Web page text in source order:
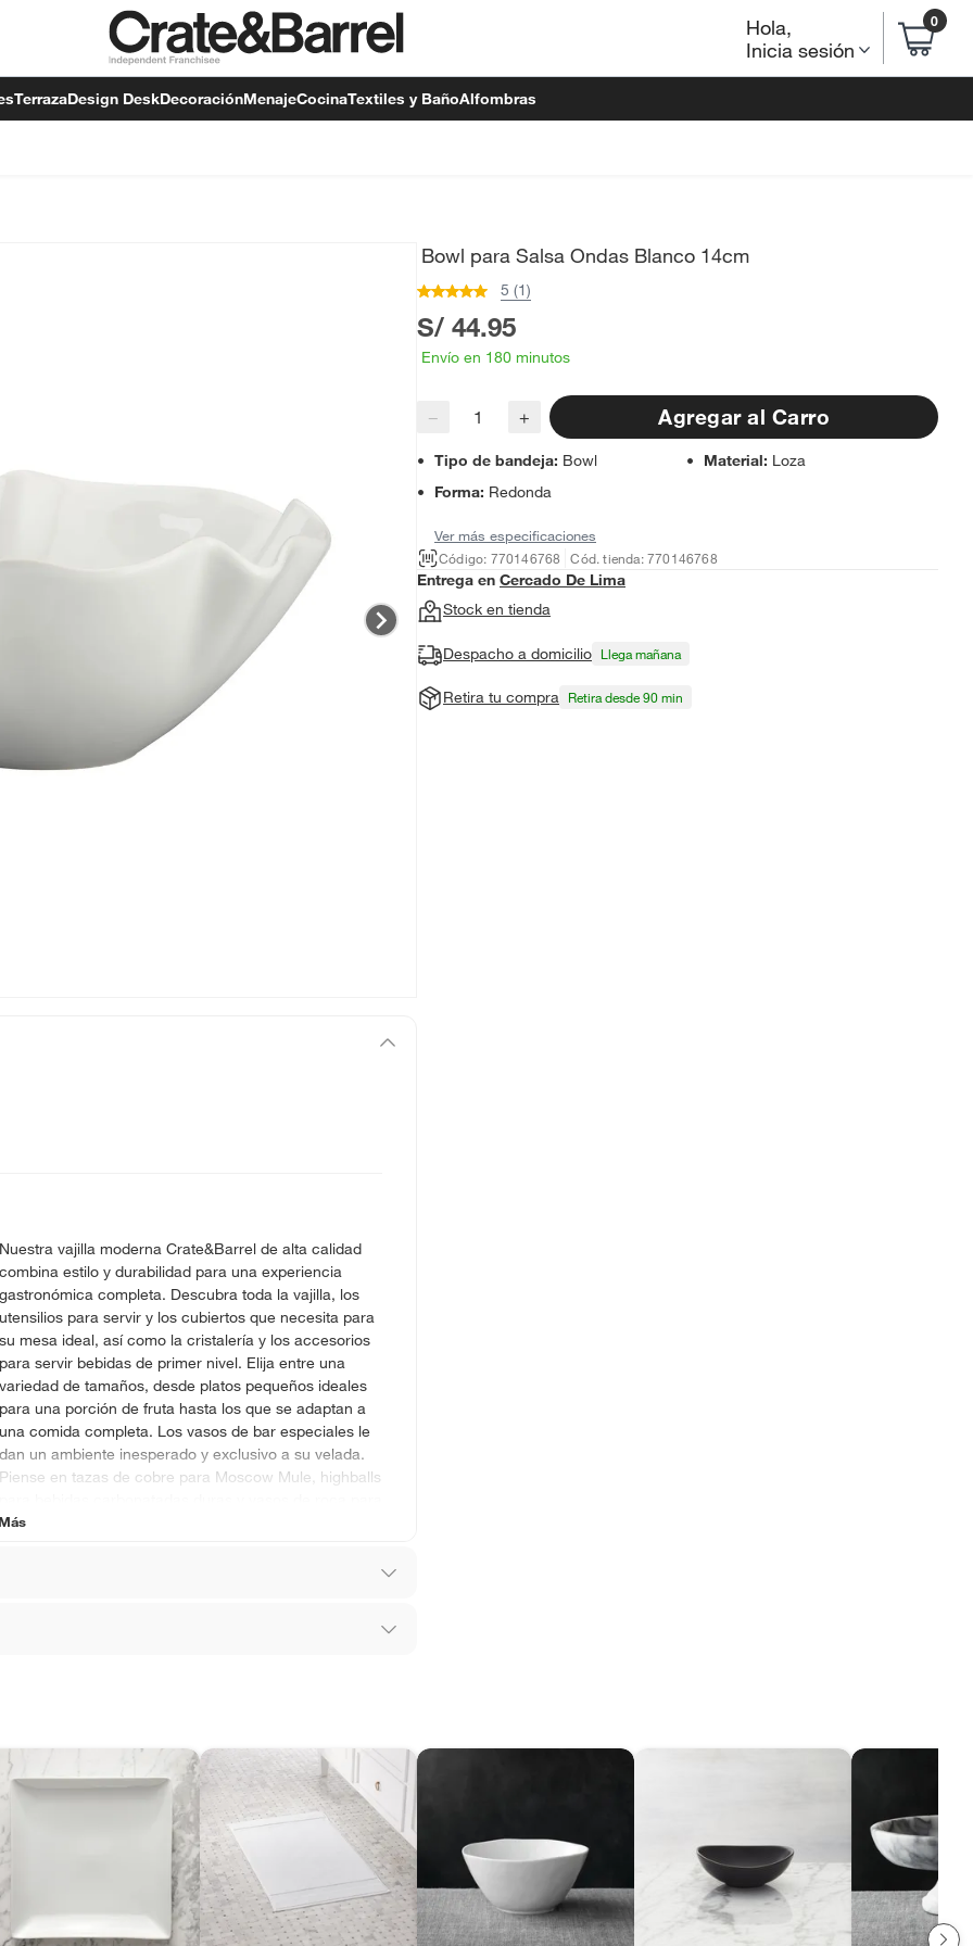
Hola,
Inicia sesión
0
TerrazaDesign DeskDecoraciónMenajeCocinaTextiles y BañoAlfombras
Nuestra vajilla moderna Crate&Barrel de alta calidad
combina estilo y durabilidad para una experiencia
gastronómica completa. Descubra toda la vajilla, los
utensilios para servir y los cubiertos que necesita para
su mesa ideal, así como la cristalería y los accesorios
para servir bebidas de primer nivel. Elija entre una
variedad de tamaños, desde platos pequeños ideales
para una porción de fruta hasta los que se adaptan a
una comida completa. Los vasos de bar especiales le
dan un ambiente inesperado y exclusivo a su velada.
Piense en tazas de cobre para Moscow Mule, highballs
mezclas a base de whisky.
diferentes, otras con restricciones y algunas
tienen:
productos para asfalto, hormigón, albañilería.
productos para asfalto.
tecnología, línea blanca, colchones, muebles,
Bowl para Salsa Ondas Blanco 14cm
5 (1)
S/ 44.95
Envío en 180 minutos
− + Agregar al Carro
Tipo de bandeja: Bowl Material: Loza
Forma: Redonda
Ver más especificaciones
Código: 770146768
Cód. tienda: 770146768
Entrega en Cercado De Lima
Stock en tienda
Despacho a domicilio Llega mañana
Retira tu compra Retira desde 90 min